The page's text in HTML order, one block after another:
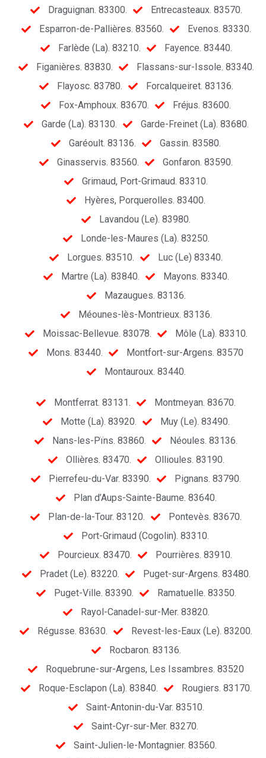
Draguignan. 83300.
Entrecasteaux. 83570.
Esparron-de-Pallières. 83560.
Evenos. 83330.
Farlède (La). 83210.
Fayence. 83440.
Figanières. 83830.
Flassans-sur-Issole. 83340.
Flayosc. 83780.
Forcalqueiret. 83136.
Fox-Amphoux. 83670.
Fréjus. 83600.
Garde (La). 83130.
Garde-Freinet (La). 83680.
Garéoult. 83136.
Gassin. 83580.
Ginasservis. 83560.
Gonfaron. 83590.
Grimaud, Port-Grimaud. 83310.
Hyères, Porquerolles. 83400.
Lavandou (Le). 83980.
Londe-les-Maures (La). 83250.
Lorgues. 83510.
Luc (Le) 83340.
Martre (La). 83840.
Mayons. 83340.
Mazaugues. 83136.
Méounes-lès-Montrieux. 83136.
Moissac-Bellevue. 83078.
Môle (La). 83310.
Mons. 83440.
Montfort-sur-Argens. 83570
Montauroux. 83440.
Montferrat. 83131.
Montmeyan. 83670.
Motte (La). 83920.
Muy (Le). 83490.
Nans-les-Pïns. 83860.
Néoules. 83136.
Ollières. 83470.
Ollioules. 83190.
Pierrefeu-du-Var. 83390.
Pignans. 83790.
Plan d’Aups-Sainte-Baume. 83640.
Plan-de-la-Tour. 83120.
Pontevès. 83670.
Port-Grimaud (Cogolin). 83310.
Pourcieux. 83470.
Pourrières. 83910.
Pradet (Le). 83220.
Puget-sur-Argens. 83480.
Puget-Ville. 83390.
Ramatuelle. 83350.
Rayol-Canadel-sur-Mer. 83820.
Régusse. 83630.
Revest-les-Eaux (Le). 83200.
Rocbaron. 83136.
Roquebrune-sur-Argens, Les Issambres. 83520
Roque-Esclapon (La). 83840.
Rougiers. 83170.
Saint-Antonin-du-Var. 83510.
Saint-Cyr-sur-Mer. 83270.
Saint-Julien-le-Montagnier. 83560.